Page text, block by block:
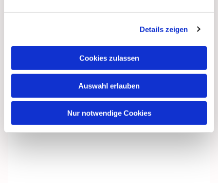
Details zeigen
Cookies zulassen
Auswahl erlauben
Nur notwendige Cookies